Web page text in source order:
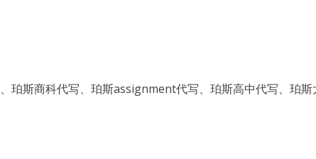
珀斯商科代写、珀斯assignment代写、珀斯高中代写、珀